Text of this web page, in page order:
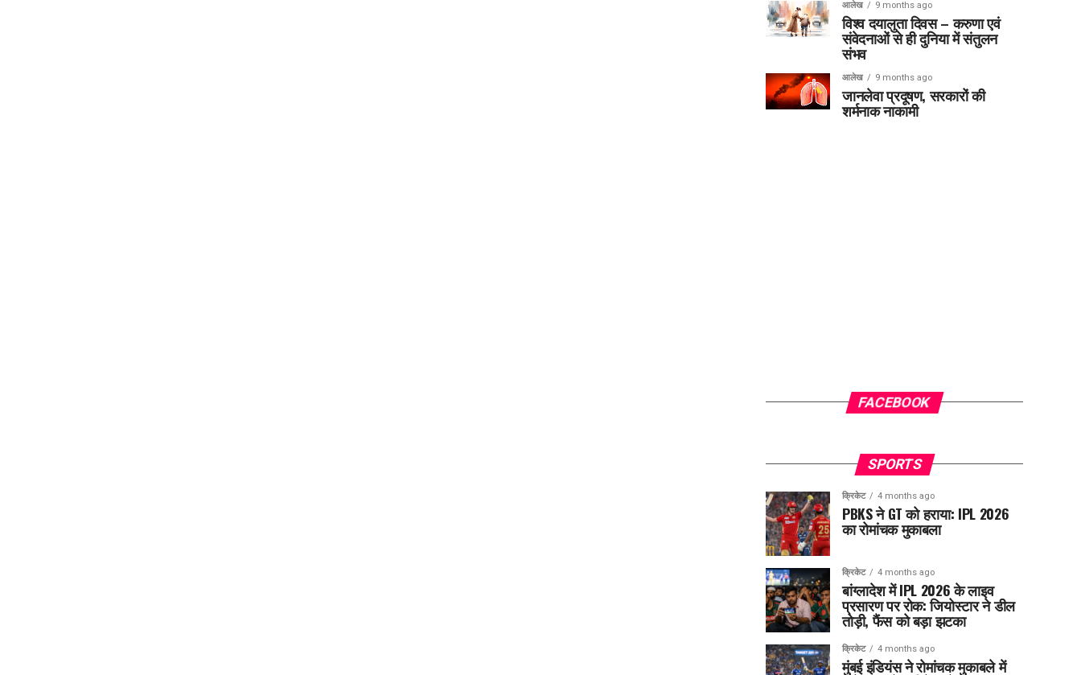
आलेख 9 months ago
विश्व दयालुता दिवस – करुणा एवं
संवेदनाओं से ही दुनिया में संतुलन
संभव
आलेख 9 months ago
जानलेवा प्रदूषण, सरकारों की
शर्मनाक नाकामी
FACEBOOK
SPORTS
क्रिकेट 4 months ago
PBKS ने GT को हराया: IPL 2026
का रोमांचक मुकाबला
क्रिकेट 4 months ago
बांग्लादेश में IPL 2026 के लाइव
प्रसारण पर रोक: जियोस्टार ने डील
तोड़ी, फैंस को बड़ा झटका
क्रिकेट 4 months ago
मुंबई इंडियंस ने रोमांचक मुकाबले में